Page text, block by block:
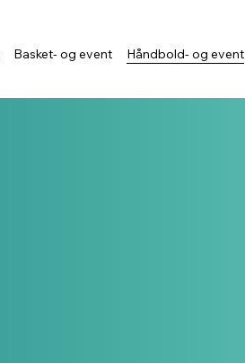
Basket- og event Håndbold- og event